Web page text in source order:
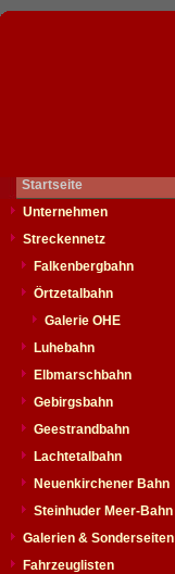
Startseite
Unternehmen
Streckennetz
Falkenbergbahn
Örtzetalbahn
Galerie OHE
Luhebahn
Elbmarschbahn
Gebirgsbahn
Geestrandbahn
Lachtetalbahn
Neuenkirchener Bahn
Steinhuder Meer-Bahn
Galerien & Sonderseiten
Fahrzeuglisten